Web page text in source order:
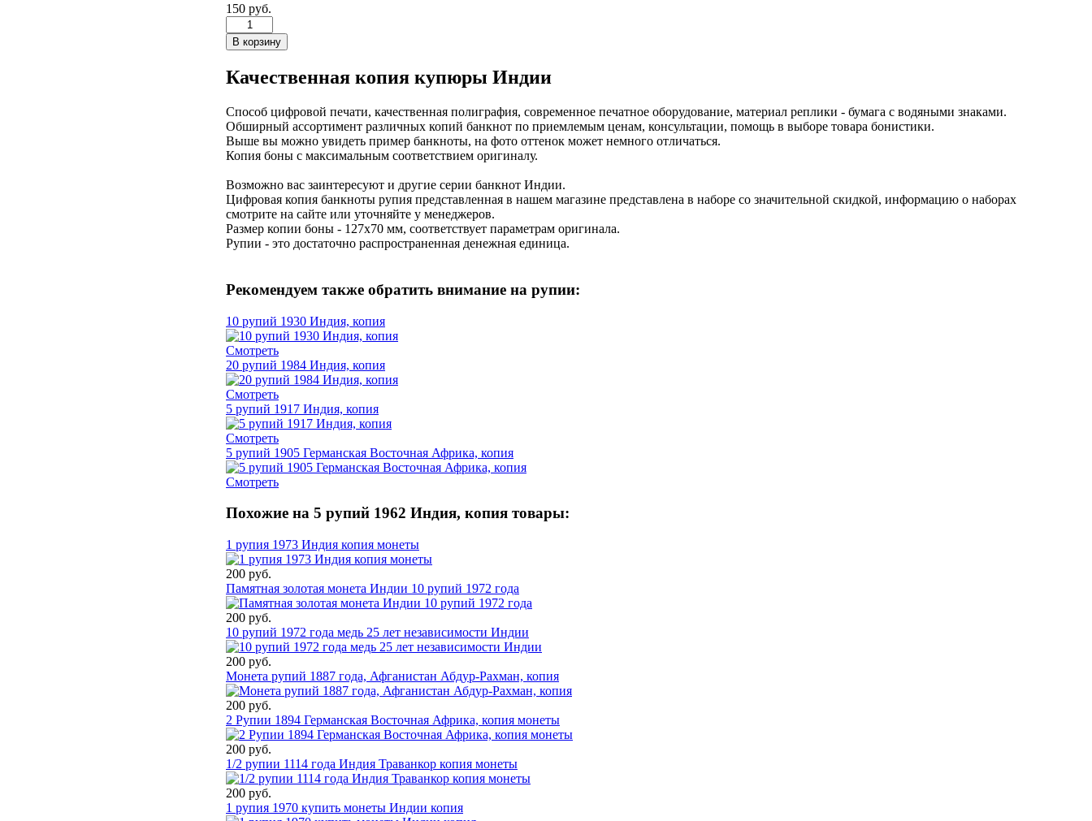
150 руб.
Качественная копия купюры Индии
Способ цифровой печати, качественная полиграфия, современное печатное оборудование, материал реплики - бумага с водяными знаками.
Обширный ассортимент различных копий банкнот по приемлемым ценам, консультации, помощь в выборе товара бонистики.
Выше вы можно увидеть пример банкноты, на фото оттенок может немного отличаться.
Копия боны с максимальным соответствием оригиналу.
Возможно вас заинтересуют и другие серии банкнот Индии.
Цифровая копия банкноты рупия представленная в нашем магазине представлена в наборе со значительной скидкой, информацию о наборах
смотрите на сайте или уточняйте у менеджеров.
Размер копии боны - 127х70 мм, соответствует параметрам оригинала.
Рупии - это достаточно распространенная денежная единица.
Рекомендуем также обратить внимание на рупии:
10 рупий 1930 Индия, копия
Смотреть
20 рупий 1984 Индия, копия
Смотреть
5 рупий 1917 Индия, копия
Смотреть
5 рупий 1905 Германская Восточная Африка, копия
Смотреть
Похожие на 5 рупий 1962 Индия, копия товары:
1 рупия 1973 Индия копия монеты
200 руб.
Памятная золотая монета Индии 10 рупий 1972 года
200 руб.
10 рупий 1972 года медь 25 лет независимости Индии
200 руб.
Монета рупий 1887 года, Афганистан Абдур-Рахман, копия
200 руб.
2 Рупии 1894 Германская Восточная Африка, копия монеты
200 руб.
1/2 рупии 1114 года Индия Траванкор копия монеты
200 руб.
1 рупия 1970 купить монеты Индии копия